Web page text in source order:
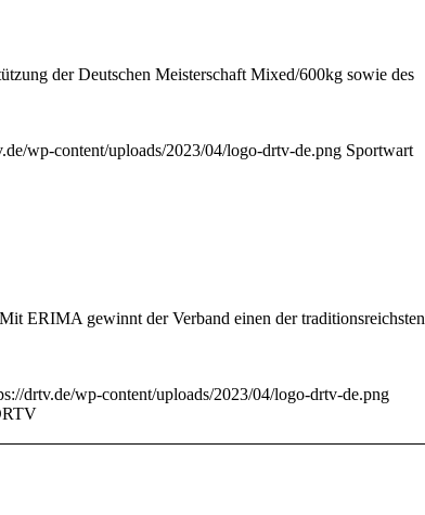
der Deutschen Meisterschaft Mixed/600kg sowie des
wp-content/uploads/2023/04/logo-drtv-de.png Sportwart
ERIMA gewinnt der Verband einen der traditionsreichsten
drtv.de/wp-content/uploads/2023/04/logo-drtv-de.png